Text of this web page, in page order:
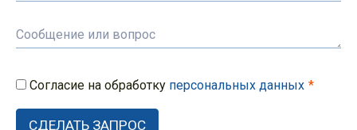
Согласие на обработку персональных данных